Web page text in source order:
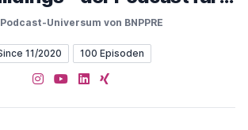
Universum von BNPPRE
11/2020 100 Episoden
Instagram
YouTube
LinkedIn
XING